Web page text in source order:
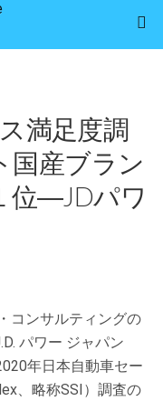
満足度調
国産ブラン
位―JDパワ
コンサルティングの
パワー ジャパン
年日本自動車セー
、略称SSI）調査の